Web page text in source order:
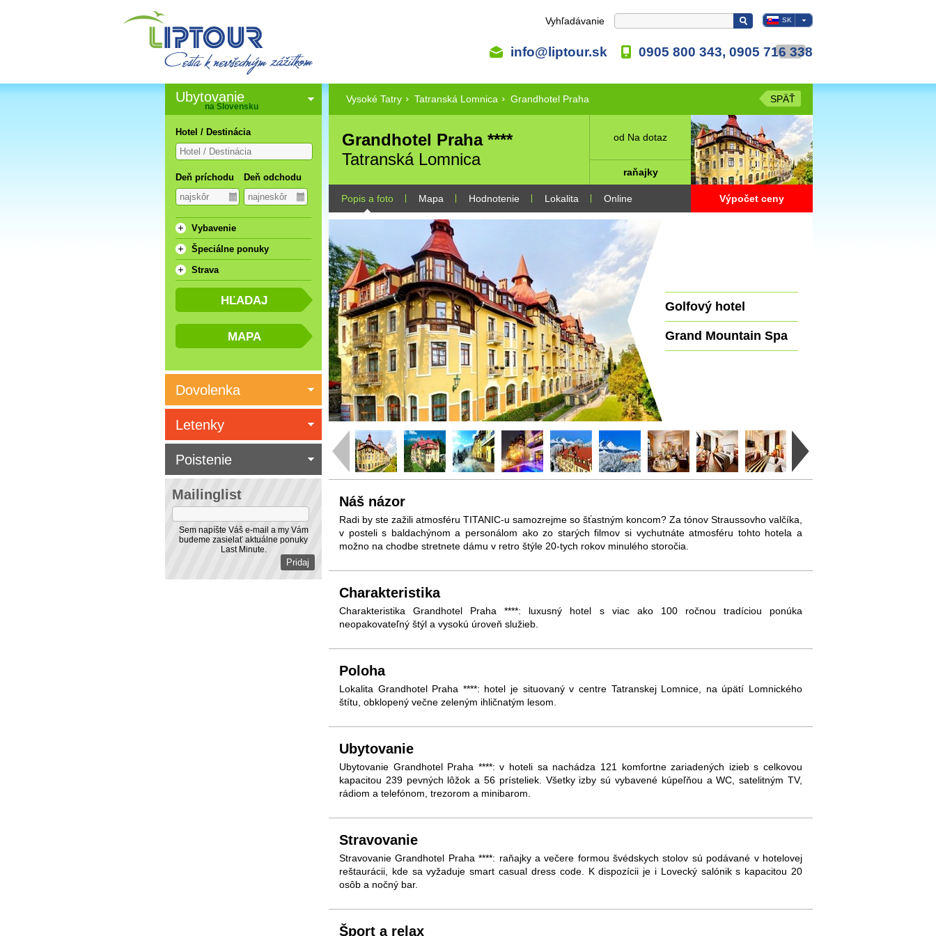
Vyhľadávanie SK
info@liptour.sk 0905 800 343, 0905 716 338
Vysoké Tatry Tatranská Lomnica Grandhotel Praha SPÄŤ
Grandhotel Praha ****
Tatranská Lomnica
od Na dotaz
raňajky
Popis a foto Mapa Hodnotenie Lokalita Online Výpočet ceny
Golfový hotel
Grand Mountain Spa
Náš názor
Radi by ste zažili atmosféru TITANIC-u samozrejme so šťastným koncom? Za tónov Straussovho valčíka,
v posteli s baldachýnom a personálom ako zo starých filmov si vychutnáte atmosféru tohto hotela a
možno na chodbe stretnete dámu v retro štýle 20-tych rokov minulého storočia.
Charakteristika
Charakteristika Grandhotel Praha ****: luxusný hotel s viac ako 100 ročnou tradíciou ponúka
neopakovateľný štýl a vysokú úroveň služieb.
Poloha
Lokalita Grandhotel Praha ****: hotel je situovaný v centre Tatranskej Lomnice, na úpätí Lomnického
štítu, obklopený večne zeleným ihličnatým lesom.
Ubytovanie
Ubytovanie Grandhotel Praha ****: v hoteli sa nachádza 121 komfortne zariadených izieb s celkovou
kapacitou 239 pevných lôžok a 56 prísteliek. Všetky izby sú vybavené kúpeľňou a WC, satelitným TV,
rádiom a telefónom, trezorom a minibarom.
Stravovanie
Stravovanie Grandhotel Praha ****: raňajky a večere formou švédskych stolov sú podávané v hotelovej
reštaurácii, kde sa vyžaduje smart casual dress code. K dispozícii je i Lovecký salónik s kapacitou 20
osôb a nočný bar.
Šport a relax
Ubytovanie
na Slovensku
Hotel / Destinácia
Deň príchodu Deň odchodu
Vybavenie
Špeciálne ponuky
Strava
Dovolenka
Mailinglist
Sem napíšte Váš e-mail a my Vám
budeme zasielať aktuálne ponuky
Last Minute.
Letenky
Poistenie